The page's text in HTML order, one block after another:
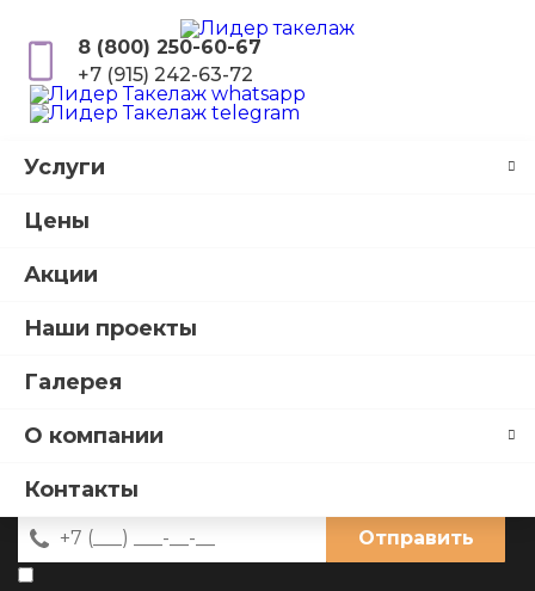
Услуги
Цены
Акции
Наши проекты
Галерея
О компании
Контакты
8 (800) 250-60-67
+7 (915) 242-63-72
Перевозка станков
Москве и Московской области. Также выезжаем в
другие регионы России. Работаем на объектах
Отправить